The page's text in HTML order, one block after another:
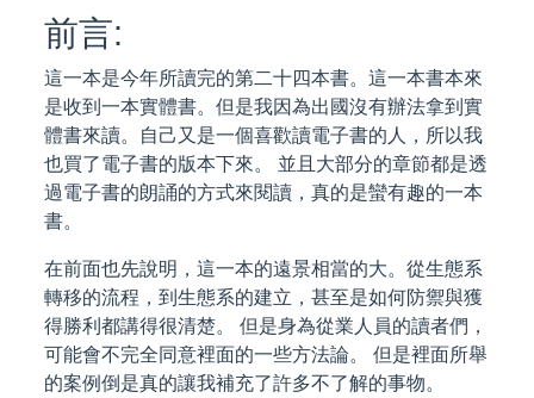
前言:
這一本是今年所讀完的第二十四本書。這一本書本來
是收到一本實體書。但是我因為出國沒有辦法拿到實
體書來讀。自己又是一個喜歡讀電子書的人，所以我
也買了電子書的版本下來。 並且大部分的章節都是透
過電子書的朗誦的方式來閱讀，真的是蠻有趣的一本
書。
在前面也先說明，這一本的遠景相當的大。從生態系
轉移的流程，到生態系的建立，甚至是如何防禦與獲
得勝利都講得很清楚。 但是身為從業人員的讀者們，
可能會不完全同意裡面的一些方法論。 但是裡面所舉
的案例倒是真的讓我補充了許多不了解的事物。